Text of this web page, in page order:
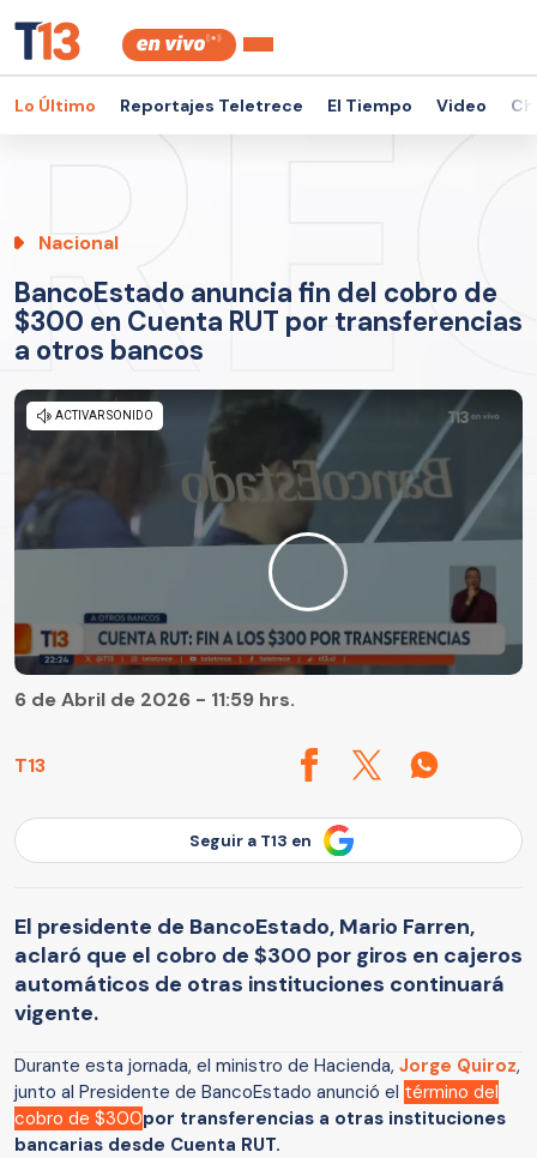
Lo Último Reportajes Teletrece El Tiempo Video
Nacional
BancoEstado anuncia fin del cobro de
$300 en Cuenta RUT por transferencias
a otros bancos
T13
6 de Abril de 2026 - 11:59 hrs.
Seguir a T13 en
El presidente de BancoEstado, Mario Farren,
aclaró que el cobro de $300 por giros en cajeros
automáticos de otras instituciones continuará
vigente.
Durante esta jornada, el ministro de Hacienda, Jorge Quiroz,
junto al Presidente de BancoEstado anunció el término del
cobro de $300por transferencias a otras instituciones
bancarias desde Cuenta RUT.